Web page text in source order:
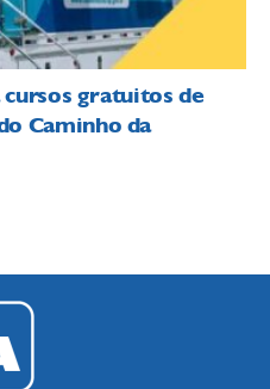
gratuitos de
Caminho da